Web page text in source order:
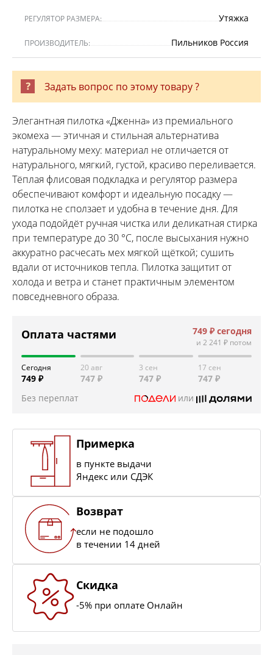
РЕГУЛЯТОР РАЗМЕРА: Утяжка
ПРОИЗВОДИТЕЛЬ: Пильников Россия
Задать вопрос по этому товару ?
Элегантная пилотка «Дженна» из премиального
экомеха — этичная и стильная альтернатива
натуральному меху: материал не отличается от
натурального, мягкий, густой, красиво переливается.
Тёплая флисовая подкладка и регулятор размера
обеспечивают комфорт и идеальную посадку —
пилотка не сползает и удобна в течение дня. Для
ухода подойдёт ручная чистка или деликатная стирка
при температуре до 30 °C, после высыхания нужно
аккуратно расчесать мех мягкой щёткой; сушить
вдали от источников тепла. Пилотка защитит от
холода и ветра и станет практичным элементом
повседневного образа.
Оплата частями 749 ₽ сегодня
и 2 241 ₽ потом
Сегодня
749 ₽
20 авг
747 ₽
3 сен
747 ₽
17 сен
747 ₽
Без переплат
или
Примерка
в пункте выдачи
Яндекс или СДЭК
Возврат
если не подошло
в течении 14 дней
Скидка
-5% при оплате Онлайн